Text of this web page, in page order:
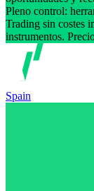
Pleno control:
Trading sin costes
instrumentos.
Spain